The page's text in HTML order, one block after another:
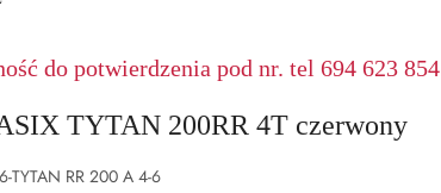
do potwierdzenia pod nr. tel 694 623 854
TYTAN 200RR 4T czerwony
TYTAN RR 200 A 4-6